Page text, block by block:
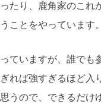
たり、鹿角家のこれ
ことをやっています。
ていますが、誰でも
れば強すぎるほど入
うので、できるだけ